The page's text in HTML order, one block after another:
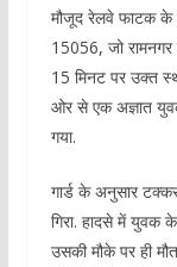
मौजूद रेलवे फाटक के
15056, जो
15 मिनट पर उक्त
ओर से एक अज्ञात
गया.
गार्ड के अनुसार
गिरा. हादसे में युवक
उसकी मौके पर ही